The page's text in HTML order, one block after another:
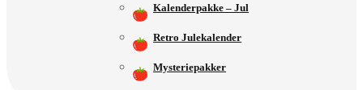
Kalenderpakke – Jul
Retro Julekalender
Mysteriepakker